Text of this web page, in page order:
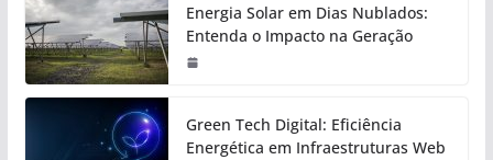
Energia Solar em Dias Nublados:
Entenda o Impacto na Geração
Green Tech Digital: Eficiência
Energética em Infraestruturas Web